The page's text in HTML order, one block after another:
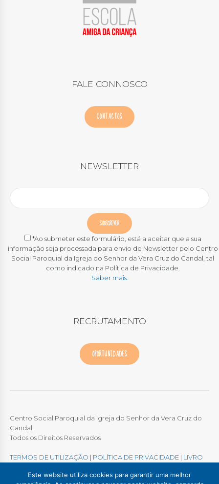
FALE CONNOSCO
CONTACTOS
NEWSLETTER
*Ao submeter este formulário, está a aceitar que a sua
informação seja processada para envio de Newsletter pelo Centro
Social Paroquial da Igreja do Senhor da Vera Cruz do Candal, tal
como indicado na Política de Privacidade.
Saber mais.
RECRUTAMENTO
OPORTUNIDADES
Centro Social Paroquial da Igreja do Senhor da Vera Cruz do
Candal
Todos os Direitos Reservados
TERMOS DE UTILIZAÇÃO | POLÍTICA DE PRIVACIDADE | LIVRO
Este website utiliza cookies para garantir uma melhor